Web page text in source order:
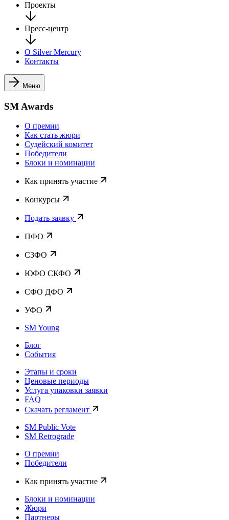
Проекты
Пресс-центр
О Silver Mercury
Контакты
Меню
SM Awards
О премии
Как стать жюри
Судейский комитет
Победители
Блоки и номинации
Как принять участие
Конкурсы
Подать заявку
ПФО
СЗФО
ЮФО СКФО
CФО ДФО
УФО
SM Young
Блог
События
Этапы и сроки
Ценовые периоды
Услуга упаковки заявки
FAQ
Скачать регламент
SM Public Vote
SM Retrograde
О премии
Победители
Как принять участие
Блоки и номинации
Жюри
Партнеры